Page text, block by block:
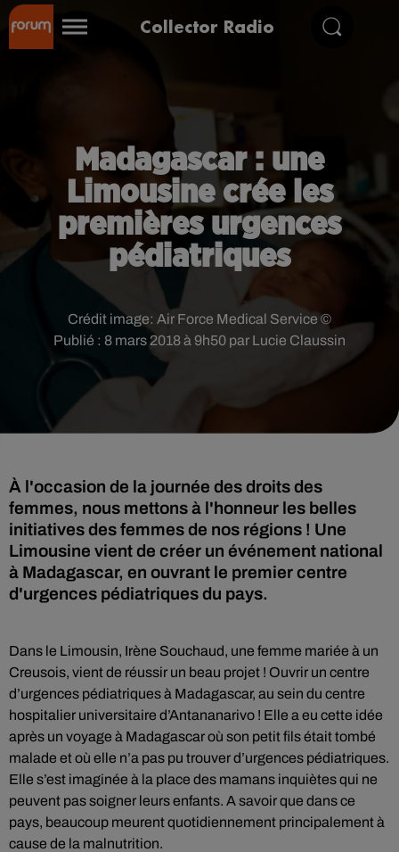
Collector Radio
Madagascar : une
Limousine crée les
premières urgences
pédiatriques
Publié : 8 mars 2018 à 9h50 par Lucie Claussin
Crédit image: Air Force Medical Service ©
À l'occasion de la journée des droits des
femmes, nous mettons à l'honneur les belles
initiatives des femmes de nos régions ! Une
Limousine vient de créer un événement national
à Madagascar, en ouvrant le premier centre
d'urgences pédiatriques du pays.
Dans le Limousin, Irène Souchaud, une femme mariée à un
Creusois, vient de réussir un beau projet ! Ouvrir un centre
d’urgences pédiatriques à Madagascar, au sein du centre
hospitalier universitaire d’Antananarivo ! Elle a eu cette idée
après un voyage à Madagascar où son petit fils était tombé
malade et où elle n’a pas pu trouver d’urgences pédiatriques.
Elle s’est imaginée à la place des mamans inquiètes qui ne
peuvent pas soigner leurs enfants. A savoir que dans ce
pays, beaucoup meurent quotidiennement principalement à
cause de la malnutrition.